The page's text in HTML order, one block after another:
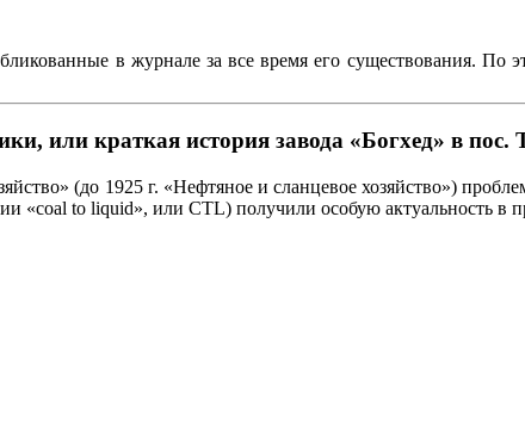
в журнале за все время его существования. По
или краткая история завода «Богхед» в
(до 1925 г. «Нефтяное и сланцевое хозяйство»)
«coal to liquid», или CTL) получили особую актуальность в